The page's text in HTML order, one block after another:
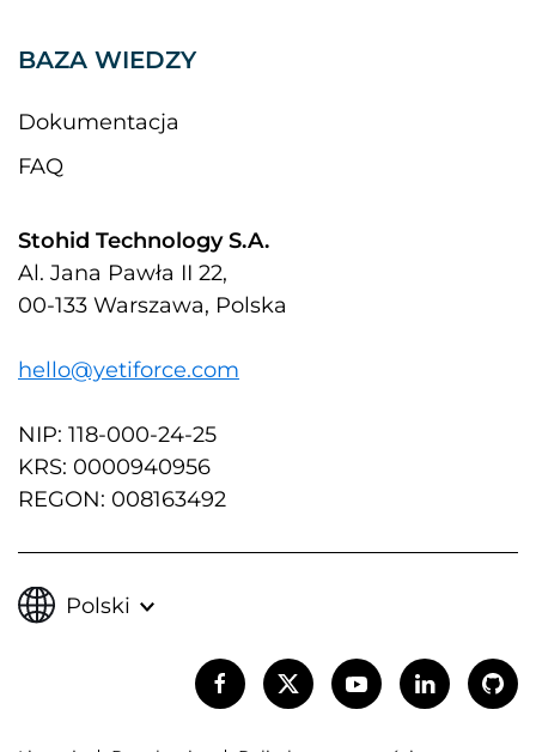
BAZA WIEDZY
Dokumentacja
FAQ
Stohid Technology S.A.
Al. Jana Pawła II 22,
00-133 Warszawa, Polska
hello@yetiforce.com
NIP: 118-000-24-25
KRS: 0000940956
REGON: 008163492
Polski